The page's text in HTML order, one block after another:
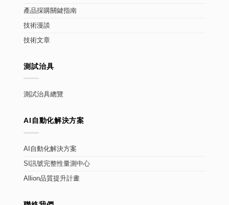
產品採購關鍵指南
技術漫談
技術文章
測試治具
測試治具總覽
AI自動化解決方案
AI自動化解決方案
SI訊號完整性量測中心
Allion品質提升計畫